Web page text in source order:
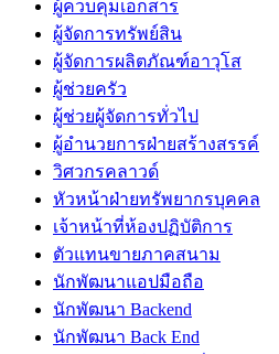
ผู้ควบคุมเอกสาร
ผู้จัดการทรัพย์สิน
ผู้จัดการผลิตภัณฑ์อาวุโส
ผู้ช่วยครัว
ผู้ช่วยผู้จัดการทั่วไป
ผู้อำนวยการฝ่ายสร้างสรรค์
วิศวกรคลาวด์
หัวหน้าฝ่ายทรัพยากรบุคคล
เจ้าหน้าที่ห้องปฏิบัติการ
ตัวแทนขายภาคสนาม
นักพัฒนาแอปมือถือ
นักพัฒนา Backend
นักพัฒนา Back End